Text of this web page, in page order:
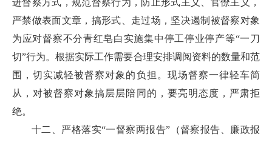
进督察方式，规范督察行为，防止形式主义、官僚主义，
严禁做表面文章，搞形式、走过场，坚决遏制被督察对象
为应对督察不分青红皂白实施集中停工停业停产等“一刀
切”行为。根据实际工作需要合理安排调阅资料的数量和范
围，切实减轻被督察对象的负担。现场督察一律轻车简
从，对被督察对象搞层层陪同的，要亮明态度，严肃拒
绝。
十二、严格落实“一督察两报告”（督察报告、廉政报